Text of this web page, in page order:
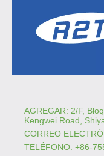
AGREGAR: 2/F,
Kengwei Road,
CORREO
TELÉFONO: +86-